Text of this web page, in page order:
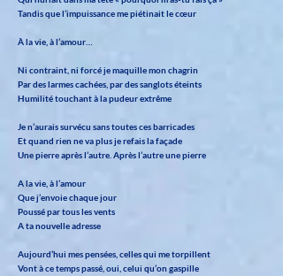
Tandis que l’impuissance me piétinait le cœur
À la vie, à l’amour…
Ni contraint, ni forcé je maquille mon chagrin
Par des larmes cachées, par des sanglots éteints
Humilité touchant à la pudeur extrême
Je n’aurais survécu sans toutes ces barricades
Et quand rien ne va plus je refais la façade
Une pierre après l’autre. Après l’autre une pierre
A la vie, à l’amour
Que j’envoie chaque jour
Poussé par tous les vents
A ta nouvelle adresse
Aujourd’hui mes pensées, celles qui me torpillent
Vont à ce temps passé, oui, celui qu’on gaspille